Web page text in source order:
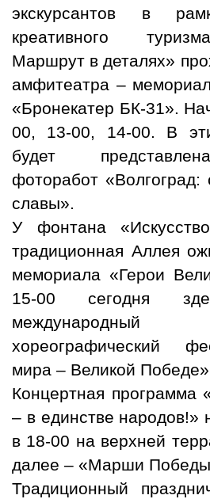
экскурсантов в
креативного
Маршрут в деталях»
амфитеатра –
«Бронекатер БК-31».
00, 13-00, 14-00. В
будет
фоторабот «Волгоград:
славы».
У фонтана
традиционная Аллея
мемориала «Герои
15-00 сегодня
хореографический
мира – Великой
Концертная программа
– в единстве народов!»
в 18-00 на верхней
далее – «Марши
Традиционный